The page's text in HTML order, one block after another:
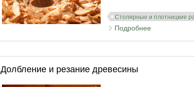
Столярные и плотницкие
Подробнее
Долбление и резание древесины